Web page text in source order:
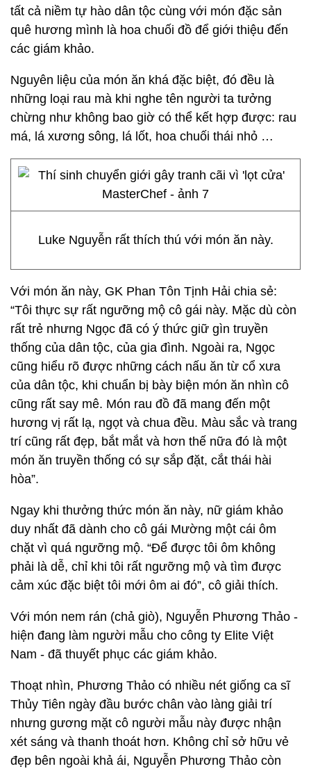
tất cả niềm tự hào dân tộc cùng với món đặc sản
quê hương mình là hoa chuối đồ để giới thiệu đến
các giám khảo.
Nguyên liệu của món ăn khá đặc biệt, đó đều là
những loại rau mà khi nghe tên người ta tưởng
chừng như không bao giờ có thể kết hợp được: rau
má, lá xương sông, lá lốt, hoa chuối thái nhỏ …
Luke Nguyễn rất thích thú với món ăn này.
Với món ăn này, GK Phan Tôn Tịnh Hải chia sẻ:
“Tôi thực sự rất ngưỡng mộ cô gái này. Mặc dù còn
rất trẻ nhưng Ngọc đã có ý thức giữ gìn truyền
thống của dân tộc, của gia đình. Ngoài ra, Ngọc
cũng hiểu rõ được những cách nấu ăn từ cổ xưa
của dân tộc, khi chuẩn bị bày biện món ăn nhìn cô
cũng rất say mê. Món rau đồ đã mang đến một
hương vị rất lạ, ngọt và chua đều. Màu sắc và trang
trí cũng rất đẹp, bắt mắt và hơn thế nữa đó là một
món ăn truyền thống có sự sắp đặt, cắt thái hài
hòa”.
Ngay khi thưởng thức món ăn này, nữ giám khảo
duy nhất đã dành cho cô gái Mường một cái ôm
chặt vì quá ngưỡng mộ. “Để được tôi ôm không
phải là dễ, chỉ khi tôi rất ngưỡng mộ và tìm được
cảm xúc đặc biệt tôi mới ôm ai đó”, cô giải thích.
Với món nem rán (chả giò), Nguyễn Phương Thảo -
hiện đang làm người mẫu cho công ty Elite Việt
Nam - đã thuyết phục các giám khảo.
Thoạt nhìn, Phương Thảo có nhiều nét giống ca sĩ
Thủy Tiên ngày đầu bước chân vào làng giải trí
nhưng gương mặt cô người mẫu này được nhận
xét sáng và thanh thoát hơn. Không chỉ sở hữu vẻ
đẹp bên ngoài khả ái, Nguyễn Phương Thảo còn